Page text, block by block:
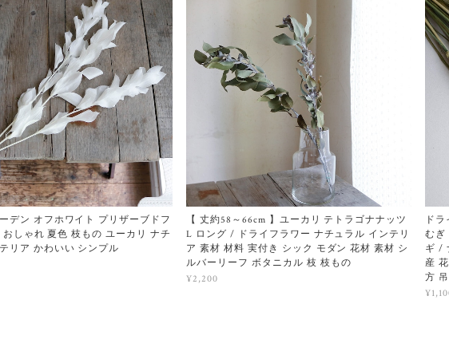
デン オフホワイト プリザーブドフ
しゃれ 夏色 枝もの ユーカリ ナチ
リア かわいい シンプル
【 丈約58～66cm 】ユーカリ テトラゴナナッツ
L ロング / ドライフラワー ナチュラル インテリ
ア 素材 材料 実付き シック モダン 花材 素材 シ
ルバーリーフ ボタニカル 枝 枝もの
¥2,200
ド
むぎ
ギ /
産
方